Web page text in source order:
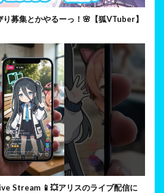
り募集とかやるーっ！🌸【狐VTuber】
Stream 📱💥アリスのライブ配信に